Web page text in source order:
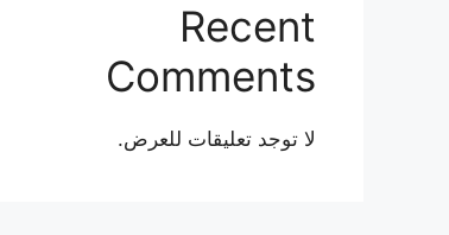
Recent
Comments
لا توجد تعليقات للعرض.